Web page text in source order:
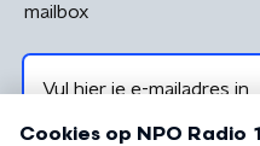
mailbox